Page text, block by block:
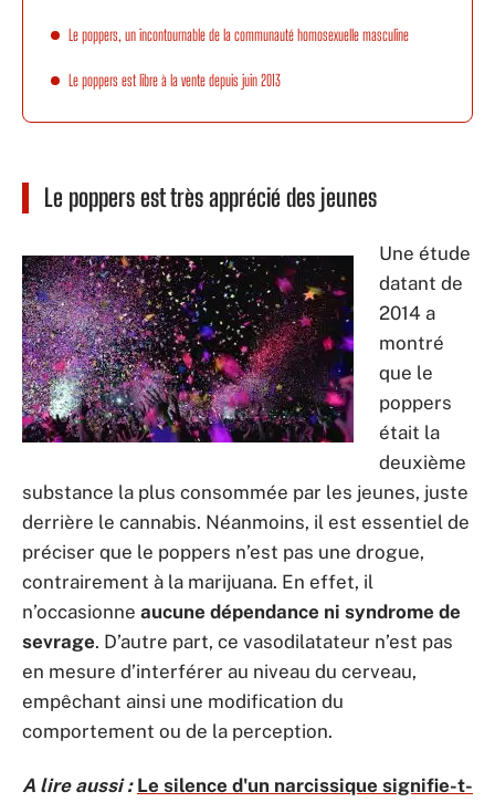
Le poppers, un incontournable de la communauté homosexuelle masculine
Le poppers est libre à la vente depuis juin 2013
Le poppers est très apprécié des jeunes
Une étude
datant de
2014 a
montré
que le
poppers
était la
deuxième
substance la plus consommée par les jeunes, juste
derrière le cannabis. Néanmoins, il est essentiel de
préciser que le poppers n’est pas une drogue,
contrairement à la marijuana. En effet, il
n’occasionne aucune dépendance ni syndrome de
sevrage. D’autre part, ce vasodilatateur n’est pas
en mesure d’interférer au niveau du cerveau,
empêchant ainsi une modification du
comportement ou de la perception.
A lire aussi : Le silence d'un narcissique signifie-t-